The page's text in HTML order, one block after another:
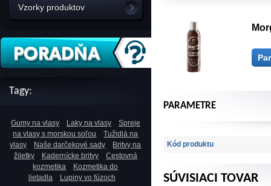
Vzorky produktov
Tagy:
Gumy na vlasy Laky na vlasy
Spreje
na vlasy s morskou soľou
Tužidlá na
vlasy
Naše darčekové sady
Britvy na
žiletky
Kadernícke britvy
Cestovná
kozmetika
Kozmetika do
lietadla
Lupiny vo fúzoch
PARAMETRE
Kód produktu
SÚVISIACI TOVAR